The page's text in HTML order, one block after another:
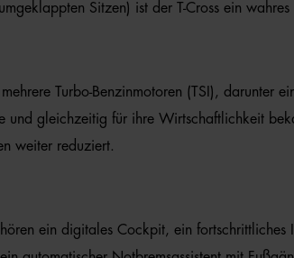
Sitzen) ist der T-Cross ein wahres
Turbo-Benzinmotoren (TSI), darunter
und gleichzeitig für ihre Wirtschaftlichkeit
weiter reduziert.
ein digitales Cockpit, ein fortschrittliches